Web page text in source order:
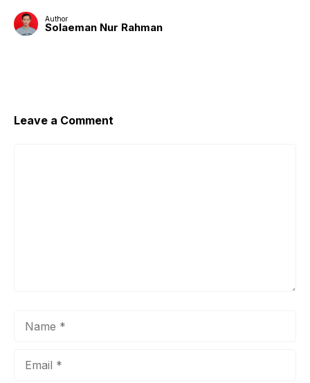
Author
Solaeman Nur Rahman
Leave a Comment